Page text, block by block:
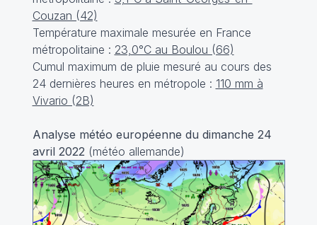
Couzan (42)
Température maximale mesurée en France
métropolitaine : 23,0°C au Boulou (66)
Cumul maximum de pluie mesuré au cours des
24 dernières heures en métropole : 110 mm à
Vivario (2B)
Analyse météo européenne du dimanche 24
avril 2022 (météo allemande)